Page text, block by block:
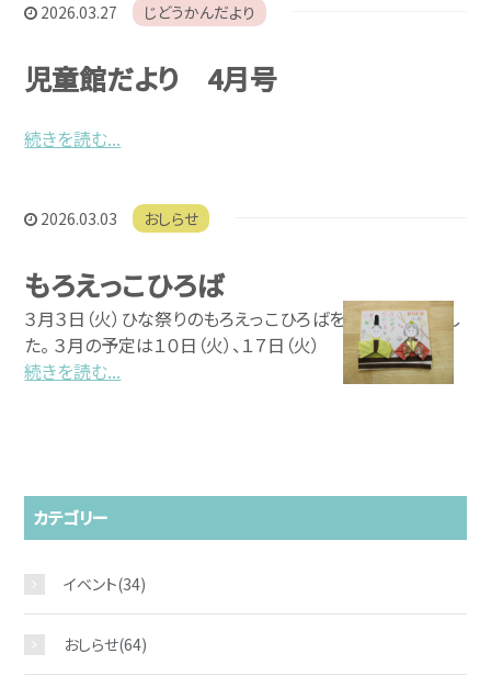
2026.03.27 じどうかんだより
児童館だより 4月号
続きを読む...
2026.03.03 おしらせ
もろえっこひろば
３月３日（火）ひな祭りのもろえっこひろばを開催いたしまし
た。 ３月の予定は１０日（火）、１７日（火）
続きを読む...
カテゴリー
イベント(34)
おしらせ(64)